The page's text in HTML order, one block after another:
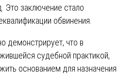
Это заключение стало
обвинения.
демонстрирует, что в
судебной практикой,
основанием для назначения